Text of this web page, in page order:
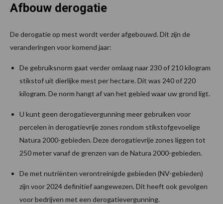
Afbouw derogatie
De derogatie op mest wordt verder afgebouwd. Dit zijn de
veranderingen voor komend jaar:
De gebruiksnorm gaat verder omlaag naar 230 of 210 kilogram
stikstof uit dierlijke mest per hectare. Dit was 240 of 220
kilogram. De norm hangt af van het gebied waar uw grond ligt.
U kunt geen derogatievergunning meer gebruiken voor
percelen in derogatievrije zones rondom stikstofgevoelige
Natura 2000-gebieden. Deze derogatievrije zones liggen tot
250 meter vanaf de grenzen van de Natura 2000-gebieden.
De met nutriënten verontreinigde gebieden (NV-gebieden)
zijn voor 2024 definitief aangewezen. Dit heeft ook gevolgen
voor bedrijven met een derogatievergunning.